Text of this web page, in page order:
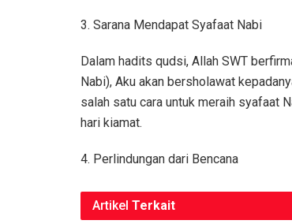
3. Sarana Mendapat Syafaat Nabi
Dalam hadits qudsi, Allah SWT
Nabi), Aku akan bersholawat
salah satu cara untuk meraih syafaat
hari kiamat.
4. Perlindungan dari Bencana
Artikel Terkait